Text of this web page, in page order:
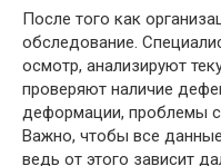
После того как
обследование.
осмотр, анализируют
проверяют наличие
деформации, проблемы
Важно, чтобы все
ведь от этого зависит